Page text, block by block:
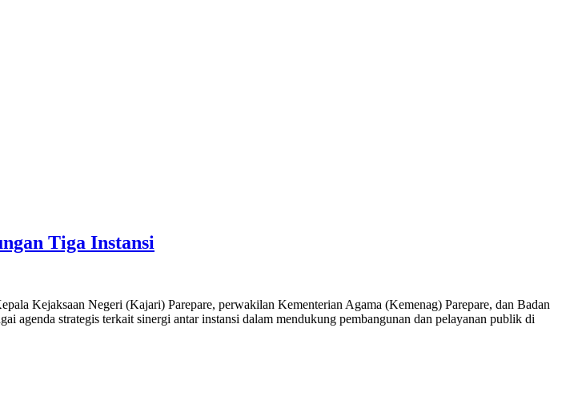
Tiga Instansi
Kejaksaan Negeri (Kajari) Parepare, perwakilan Kementerian Agama (Kemenag) Parepare, dan Badan
agenda strategis terkait sinergi antar instansi dalam mendukung pembangunan dan pelayanan publik di